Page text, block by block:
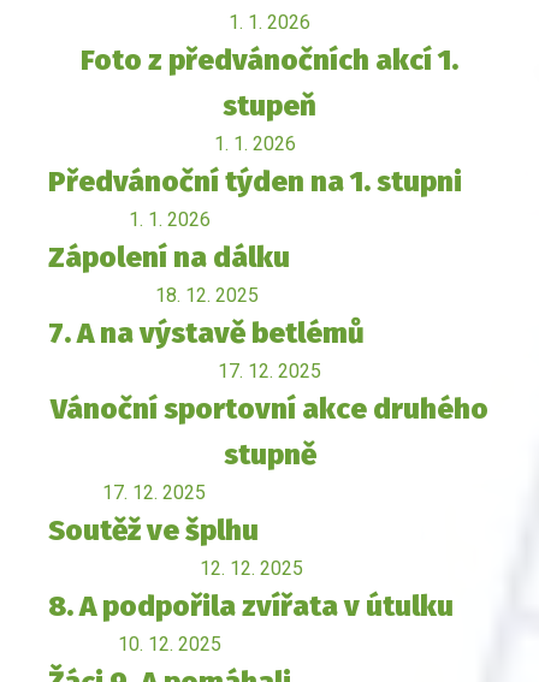
1. 1. 2026
Foto z předvánočních akcí 1.
stupeň
1. 1. 2026
Předvánoční týden na 1. stupni
1. 1. 2026
Zápolení na dálku
18. 12. 2025
7. A na výstavě betlémů
17. 12. 2025
Vánoční sportovní akce druhého
stupně
17. 12. 2025
Soutěž ve šplhu
12. 12. 2025
8. A podpořila zvířata v útulku
10. 12. 2025